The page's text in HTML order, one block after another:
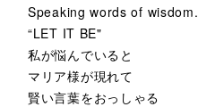
Speaking words of wisdom.
“LET IT BE"
私が悩んでいると
マリア様が現れて
賢い言葉をおっしゃる